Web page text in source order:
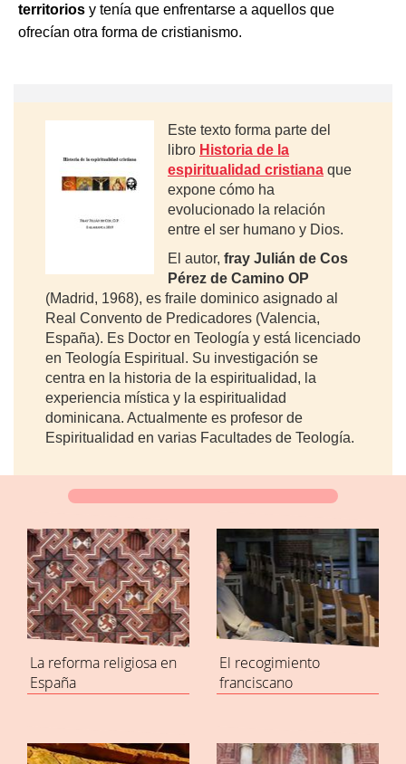
territorios y tenía que enfrentarse a aquellos que
ofrecían otra forma de cristianismo.
Este texto forma parte del
libro Historia de la
espiritualidad cristiana que
expone cómo ha
evolucionado la relación
entre el ser humano y Dios.
El autor, fray Julián de Cos
Pérez de Camino OP
(Madrid, 1968), es fraile dominico asignado al
Real Convento de Predicadores (Valencia,
España). Es Doctor en Teología y está licenciado
en Teología Espiritual. Su investigación se
centra en la historia de la espiritualidad, la
experiencia mística y la espiritualidad
dominicana. Actualmente es profesor de
Espiritualidad en varias Facultades de Teología.
La reforma religiosa en
España
El recogimiento
franciscano